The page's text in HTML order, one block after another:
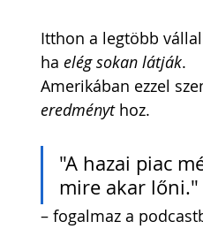
Ébresztő Heinbach
Itthon a legtöbb
ha elég sokan látják.
Amerikában ezzel
eredményt hoz.
"A hazai piac
mire akar lőni."
– fogalmaz a